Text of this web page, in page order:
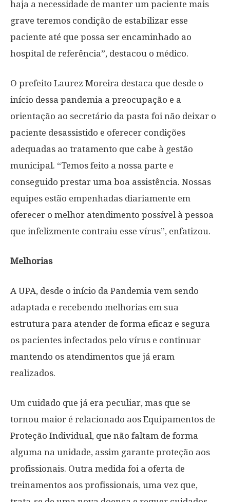
haja a necessidade de manter um paciente mais
grave teremos condição de estabilizar esse
paciente até que possa ser encaminhado ao
hospital de referência”, destacou o médico.
O prefeito Laurez Moreira destaca que desde o
início dessa pandemia a preocupação e a
orientação ao secretário da pasta foi não deixar o
paciente desassistido e oferecer condições
adequadas ao tratamento que cabe à gestão
municipal. “Temos feito a nossa parte e
conseguido prestar uma boa assistência. Nossas
equipes estão empenhadas diariamente em
oferecer o melhor atendimento possível à pessoa
que infelizmente contraiu esse vírus”, enfatizou.
Melhorias
A UPA, desde o início da Pandemia vem sendo
adaptada e recebendo melhorias em sua
estrutura para atender de forma eficaz e segura
os pacientes infectados pelo vírus e continuar
mantendo os atendimentos que já eram
realizados.
Um cuidado que já era peculiar, mas que se
tornou maior é relacionado aos Equipamentos de
Proteção Individual, que não faltam de forma
alguma na unidade, assim garante proteção aos
profissionais. Outra medida foi a oferta de
treinamentos aos profissionais, uma vez que,